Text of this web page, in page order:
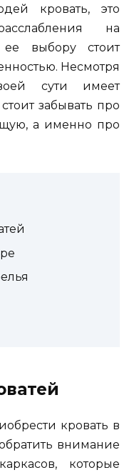
кровать, это
на
выбору стоит
Несмотря
сути имеет
забывать про
а именно про
кровать в
внимание
которые